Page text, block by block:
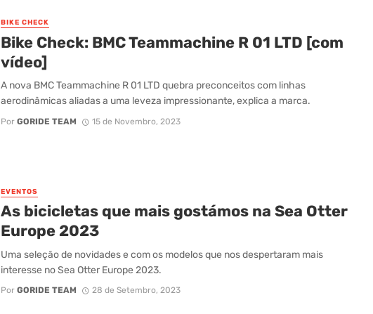
BIKE CHECK
Bike Check: BMC Teammachine R 01 LTD [com
vídeo]
A nova BMC Teammachine R 01 LTD quebra preconceitos com linhas
aerodinâmicas aliadas a uma leveza impressionante, explica a marca.
Por GORIDE TEAM 15 de Novembro, 2023
EVENTOS
As bicicletas que mais gostámos na Sea Otter
Europe 2023
Uma seleção de novidades e com os modelos que nos despertaram mais
interesse no Sea Otter Europe 2023.
Por GORIDE TEAM 28 de Setembro, 2023